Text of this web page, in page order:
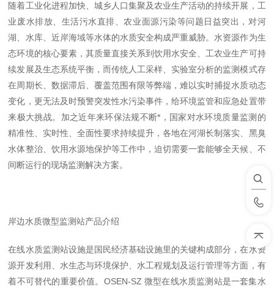
随着工业化进程加快、城乡人口集聚及农业生产活动的持续开展，工
业废水排放、生活污水直排、农业面源污染等问题日益突出，对河
湖、水库、近岸海域等水体的水质安全构成严重威胁。水资源作为生
态环境的核心要素，其质量直接关系到饮用水安全、工农业生产可持
续发展及生态系统平衡，而传统人工采样、实验室分析的监测模式存
在周期长、数据滞后、覆盖范围有限等弊端，难以实时捕捉水质动态
变化，更无法及时预警突发性水污染事件，给环境监管和应急处置带
来极大挑战。加之近年来环保法规不断*，国家对水环境质量监测的
精准性、实时性、全面性要求持续提升，各地在河湖长制落实、黑臭
水体整治、饮用水源地保护等工作中，迫切需要一套能够全天候、不
间断运行的现场监测解决方案。
岸边水质微型监测站产品介绍
在线水质监测站设施是国民经济基础设施里的关键构成部分，在水资
源开发利用、水生态与环境保护、水工程规划及运行管理等方面，有
着不可替代的重要价值。OSEN-SZ 微型在线水质监测站是一套集水